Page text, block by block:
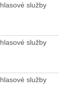
hlasové služby
hlasové služby
hlasové služby